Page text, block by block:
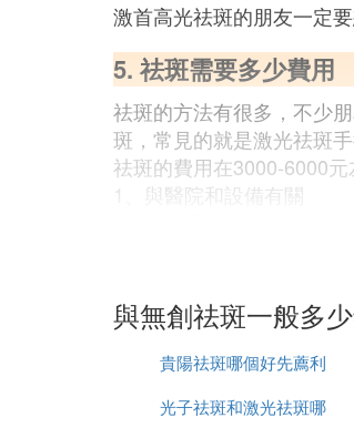
激首高光祛斑的朋友一定
5. 祛斑需要多少費用
祛斑的方法有很多，不少
斑，常見的就是激光祛斑
祛斑的費用在3000-6000
1、與醫院和設備有關
在大型醫院，激光祛斑的
上決定著激光祛斑手術的
2、與色斑的程度有關
色斑的程度也是決定因素
恢復到很好的程度。反之
現如今很多醫院現在採取
與無創祛斑一般多
貴陽祛斑哪個好先薦利
美康
光子祛斑和激光祛斑哪